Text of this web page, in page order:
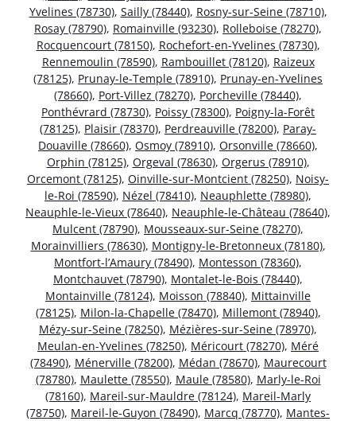
Yvelines (78730), Sailly (78440), Rosny-sur-Seine (78710),
Rosay (78790), Romainville (93230), Rolleboise (78270),
Rocquencourt (78150), Rochefort-en-Yvelines (78730),
Rennemoulin (78590), Rambouillet (78120), Raizeux
(78125), Prunay-le-Temple (78910), Prunay-en-Yvelines
(78660), Port-Villez (78270), Porcheville (78440),
Ponthévrard (78730), Poissy (78300), Poigny-la-Forêt
(78125), Plaisir (78370), Perdreauville (78200), Paray-
Douaville (78660), Osmoy (78910), Orsonville (78660),
Orphin (78125), Orgeval (78630), Orgerus (78910),
Orcemont (78125), Oinville-sur-Montcient (78250), Noisy-
le-Roi (78590), Nézel (78410), Neauphlette (78980),
Neauphle-le-Vieux (78640), Neauphle-le-Château (78640),
Mulcent (78790), Mousseaux-sur-Seine (78270),
Morainvilliers (78630), Montigny-le-Bretonneux (78180),
Montfort-l’Amaury (78490), Montesson (78360),
Montchauvet (78790), Montalet-le-Bois (78440),
Montainville (78124), Moisson (78840), Mittainville
(78125), Milon-la-Chapelle (78470), Millemont (78940),
Mézy-sur-Seine (78250), Mézières-sur-Seine (78970),
Meulan-en-Yvelines (78250), Méricourt (78270), Méré
(78490), Ménerville (78200), Médan (78670), Maurecourt
(78780), Maulette (78550), Maule (78580), Marly-le-Roi
(78160), Mareil-sur-Mauldre (78124), Mareil-Marly
(78750), Mareil-le-Guyon (78490), Marcq (78770), Mantes-